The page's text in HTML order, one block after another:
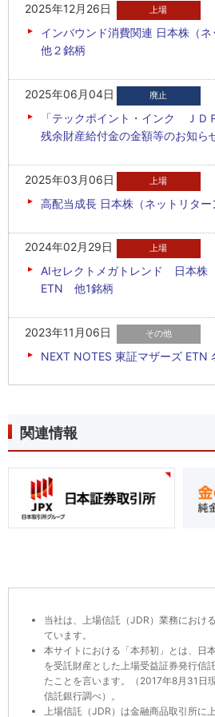
2025年12月26日
インバウンド消費関連 日本株（
他２銘柄
2025年06月04日
「テックポイント・インク ＪＤ
残余財産給付金の金額等のお知ら
2025年03月06日
高配当成長 日本株（ネットリター
2024年02月29日
AIセレクトメガトレンド 日本株
ETN 他1銘柄
2023年11月06日
NEXT NOTES 東証マザーズ ETN
関連情報
当社は、上場信託（JDR）業務におけ
ています。
本サイトにおける「本邦初」とは、日
を受託財産とした上場受益証券発行信
たことを言います。（2017年8月31日
信託銀行調べ）。
上場信託（JDR）は金融商品取引所に